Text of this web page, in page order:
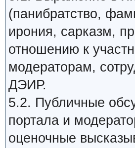
(панибратство,
ирония, сарказм,
отношению к
модераторам,
ДЭИР.
5.2. Публичные
портала и
оценочные